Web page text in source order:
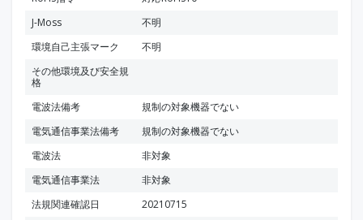
J-Moss
不明
環境自己主張マーク
不明
その他環境及び安全規
格
電波法備考
規制の対象機器でない
電気通信事業法備考
規制の対象機器でない
電波法
非対象
電気通信事業法
非対象
法規関連確認日
20210715